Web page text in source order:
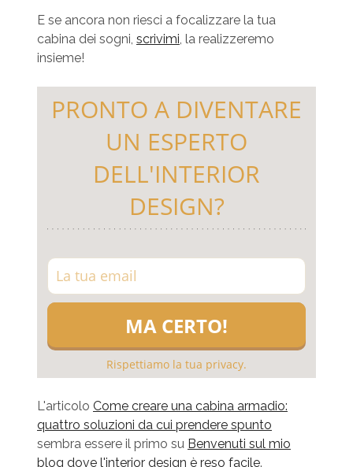
E se ancora non riesci a focalizzare la tua
cabina dei sogni, scrivimi , la realizzeremo
insieme!
PRONTO A DIVENTARE
UN ESPERTO
DELL'INTERIOR
DESIGN?
Rispettiamo la tua privacy.
L'articolo Come creare una cabina armadio:
quattro soluzioni da cui prendere spunto
sembra essere il primo su Benvenuti sul mio
blog dove l'interior design è reso facile.